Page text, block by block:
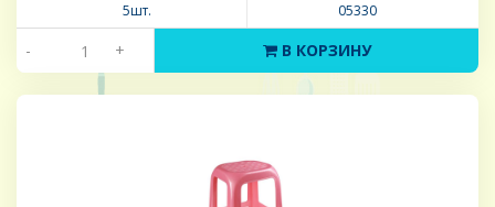
5шт. 05330
- + В КОРЗИНУ